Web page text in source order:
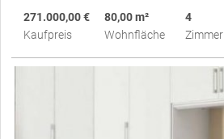
271.000,00 €
Kaufpreis
80,00 m²
Wohnfläche
4
Zimmer